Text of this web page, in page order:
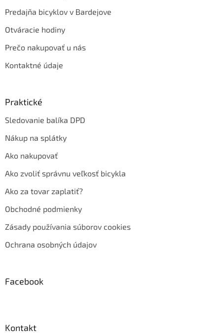
Predajňa bicyklov v Bardejove
Otváracie hodiny
Prečo nakupovať u nás
Kontaktné údaje
Praktické
Sledovanie balíka DPD
Nákup na splátky
Ako nakupovať
Ako zvoliť správnu veľkosť bicykla
Ako za tovar zaplatiť?
Obchodné podmienky
Zásady používania súborov cookies
Ochrana osobných údajov
Facebook
Kontakt